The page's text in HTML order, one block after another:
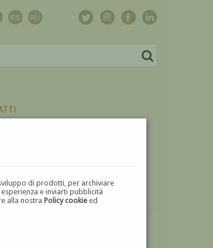
di prodotti, per archiviare
e inviarti pubblicità
alla nostraPolicy cookie ed